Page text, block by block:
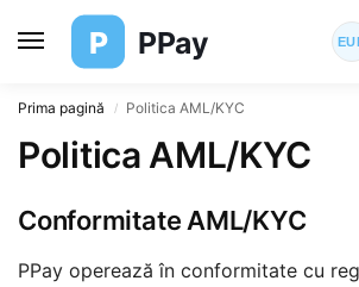
P PPay
Prima pagină / Politica AML/KYC
Politica AML/KYC
Conformitate AML/KYC
PPay operează în conformitate cu